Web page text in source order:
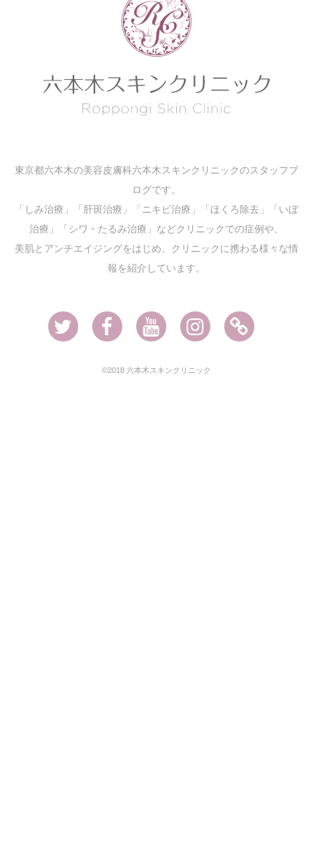
東京都六本木の美容皮膚科六本木スキンクリニックのスタッフブ
ログです。
「しみ治療」「肝斑治療」「ニキビ治療」「ほくろ除去」「いぼ
治療」「シワ・たるみ治療」などクリニックでの症例や、
美肌とアンチエイジングをはじめ、クリニックに携わる様々な情
報を紹介しています。
Twitter FacebookYoutube InstagramAmeblo
©2018 六本木スキンクリニック